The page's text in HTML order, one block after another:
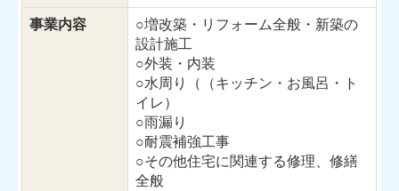
事業内容
○増改築・リフォーム全般・新築の
設計施工
○外装・内装
○水周り（（キッチン・お風呂・ト
イレ）
○雨漏り
○耐震補強工事
○その他住宅に関連する修理、修繕
全般